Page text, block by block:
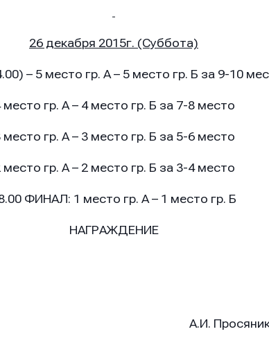
26 декабря 2015г. (Суббота)
– 5 место гр. А – 5 место гр. Б за 9-10
А – 4 место гр. Б за 7-8 место
А – 3 место гр. Б за 5-6 место
А – 2 место гр. Б за 3-4 место
ФИНАЛ: 1 место гр. А – 1 место гр. Б
НАГРАЖДЕНИЕ
А.И.